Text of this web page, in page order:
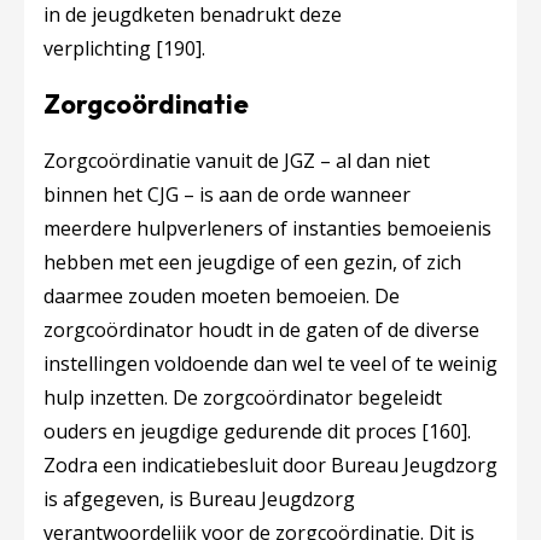
in de jeugdketen benadrukt deze
verplichting [190].
Zorgcoördinatie
Zorgcoördinatie vanuit de JGZ – al dan niet
binnen het CJG – is aan de orde wanneer
meerdere hulpverleners of instanties bemoeienis
hebben met een jeugdige of een gezin, of zich
daarmee zouden moeten bemoeien. De
zorgcoördinator houdt in de gaten of de diverse
instellingen voldoende dan wel te veel of te weinig
hulp inzetten. De zorgcoördinator begeleidt
ouders en jeugdige gedurende dit proces [160].
Zodra een indicatiebesluit door Bureau Jeugdzorg
is afgegeven, is Bureau Jeugdzorg
verantwoordelijk voor de zorgcoördinatie. Dit is